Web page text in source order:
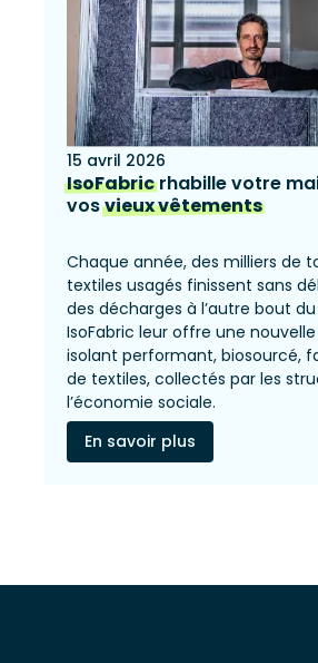
15 avril 2026
IsoFabricrhabille votre
vosvieux vêtements
Chaque année, des milliers de
textiles usagés finissent sans
des décharges à l’autre bout
IsoFabric leur offre une
isolant performant, biosourcé,
de textiles, collectés par les
l’économie sociale.
En savoir plus